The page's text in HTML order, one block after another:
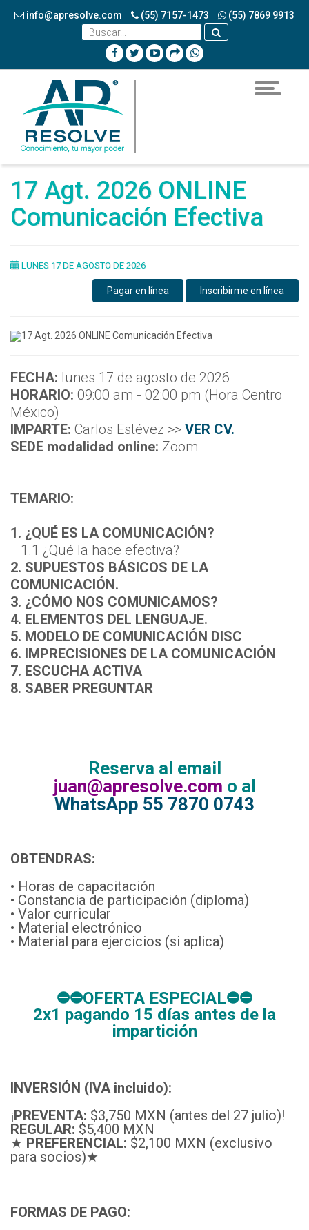
info@apresolve.com (55) 7157-1473 (55) 7869 9913
Toggle
17 Agt. 2026 ONLINE
Comunicación Efectiva
LUNES 17 DE AGOSTO DE 2026
Pagar en línea Inscribirme en línea
FECHA: lunes 17 de agosto de 2026
HORARIO: 09:00 am - 02:00 pm (Hora Centro
México)
IMPARTE: Carlos Estévez >> VER CV.
SEDE modalidad online: Zoom
TEMARIO:
1. ¿QUÉ ES LA COMUNICACIÓN?
1.1 ¿Qué la hace efectiva?
2. SUPUESTOS BÁSICOS DE LA
COMUNICACIÓN.
3. ¿CÓMO NOS COMUNICAMOS?
4. ELEMENTOS DEL LENGUAJE.
5. MODELO DE COMUNICACIÓN DISC
6. IMPRECISIONES DE LA COMUNICACIÓN
7. ESCUCHA ACTIVA
8. SABER PREGUNTAR
Reserva al email
juan@apresolve.com o al
WhatsApp 55 7870 0743
OBTENDRAS:
• Horas de capacitación
• Constancia de participación (diploma)
• Valor curricular
• Material electrónico
• Material para ejercicios (si aplica)
⛔⛔OFERTA ESPECIAL⛔⛔
2x1 pagando 15 días antes de la
impartición
INVERSIÓN (IVA incluido):
¡PREVENTA: $3,750 MXN (antes del 27 julio)!
REGULAR: $5,400 MXN
★ PREFERENCIAL: $2,100 MXN (exclusivo
para socios)★
FORMAS DE PAGO: